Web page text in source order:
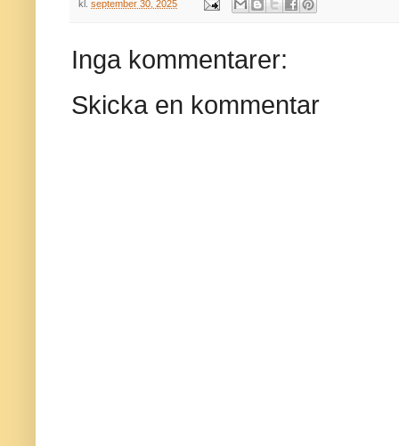
kl. september 30, 2025
Inga kommentarer:
Skicka en kommentar